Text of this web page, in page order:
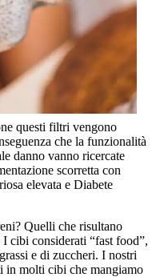
questi filtri vengono
che la funzionalità
danno vanno ricercate
scorretta con
elevata e Diabete
Quelli che risultano
cibi considerati “fast food”,
e di zuccheri. I nostri
in molti cibi che mangiamo